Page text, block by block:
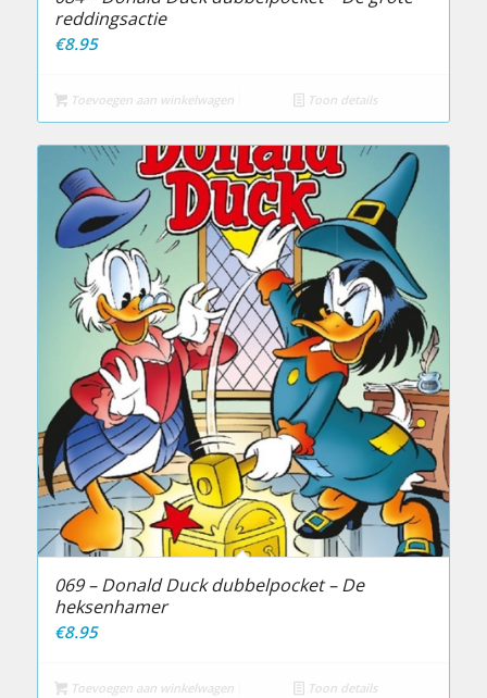
reddingsactie
€8.95
Toevoegen aan winkelwagen Toon details
069 – Donald Duck dubbelpocket – De
heksenhamer
€8.95
Toevoegen aan winkelwagen Toon details